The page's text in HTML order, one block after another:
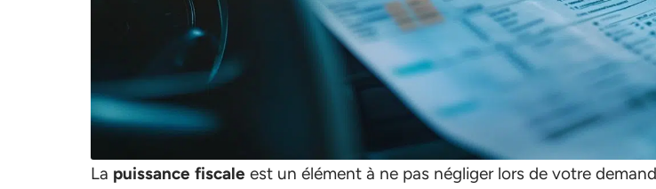
La puissance fiscale est un élément à ne pas négliger lors de votre